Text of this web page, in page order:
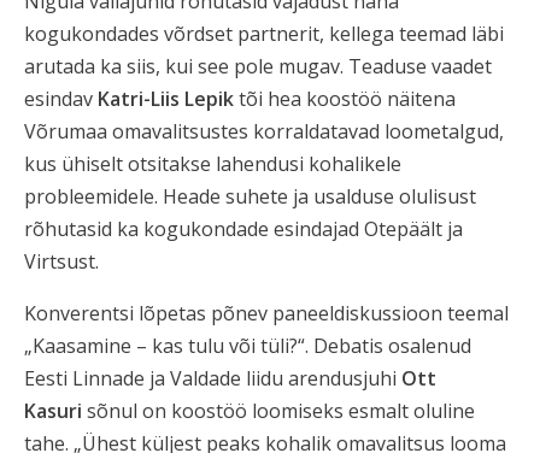
kogukondades võrdset partnerit, kellega teemad läbi
arutada ka siis, kui see pole mugav. Teaduse vaadet
esindav Katri-Liis Lepiktõi hea koostöö näitena
Võrumaa omavalitsustes korraldatavad loometalgud,
kus ühiselt otsitakse lahendusi kohalikele
probleemidele. Heade suhete ja usalduse olulisust
rõhutasid ka kogukondade esindajad Otepäält ja
Virtsust.
Konverentsi lõpetas põnev paneeldiskussioon teemal
„Kaasamine – kas tulu või tüli?“. Debatis osalenud
Eesti Linnade ja Valdade liidu arendusjuhi Ott
Kasuri sõnul on koostöö loomiseks esmalt oluline
tahe. „Ühest küljest peaks kohalik omavalitsus looma